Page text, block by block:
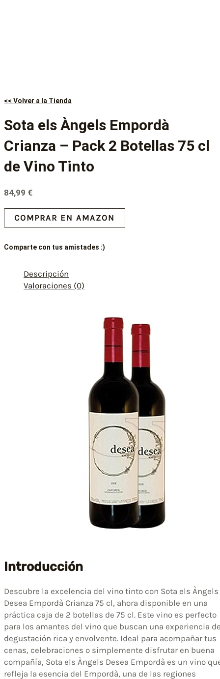
<< Volver a la Tienda
Sota els Àngels Empordà
Crianza – Pack 2 Botellas 75 cl
de Vino Tinto
84,99 €
COMPRAR EN AMAZON
Comparte con tus amistades :)
Descripción
Valoraciones (0)
Introducción
Descubre la excelencia del vino tinto con Sota els Àngels
Desea Empordà Crianza 75 cl, ahora disponible en una
práctica caja de 2 botellas de 75 cl. Este vino es perfecto
para los amantes del vino que buscan una experiencia
degustación rica y envolvente. Ideal para acompañar tus
cenas, celebraciones o simplemente disfrutar en buena
compañía, Sota els Àngels Desea Empordà es un vino
refleja la esencia del Empordà, una de las regiones